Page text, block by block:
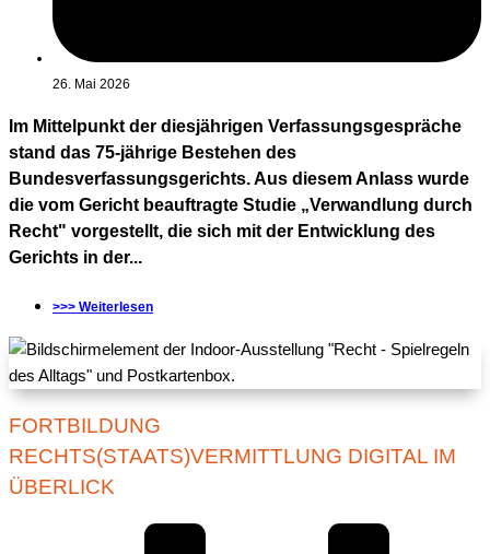
26. Mai 2026
Im Mittelpunkt der diesjährigen Verfassungsgespräche
stand das 75-jährige Bestehen des
Bundesverfassungsgerichts. Aus diesem Anlass wurde
die vom Gericht beauftragte Studie „Verwandlung durch
Recht" vorgestellt, die sich mit der Entwicklung des
Gerichts in der...
>>> Weiterlesen
FORTBILDUNG
RECHTS(STAATS)VERMITTLUNG DIGITAL IM
ÜBERLICK